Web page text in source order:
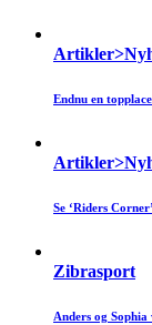
Endnu en
Se ‘Riders
Zibrasport
Anders og